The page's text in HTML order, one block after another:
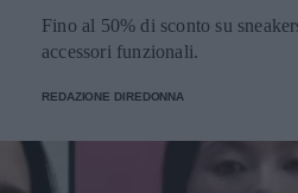
Fino al 50% di sconto su
accessori funzionali.
REDAZIONE DIREDONNA